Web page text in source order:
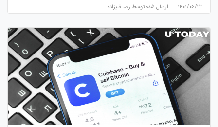
۱۴۰۱/۰۶/۲۳ ارسال شده توسط رضا قلیزاده